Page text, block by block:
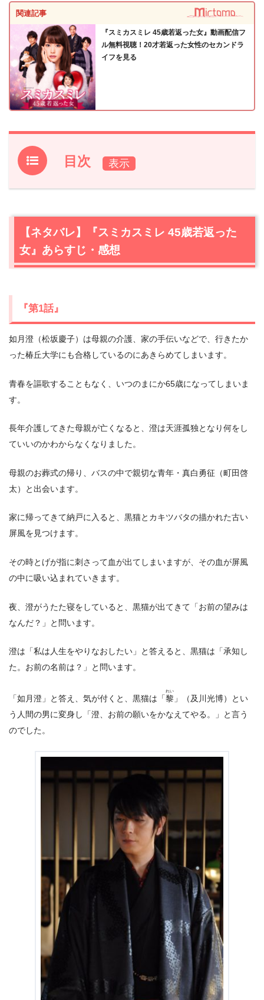
関連記事
『スミカスミレ 45歳若返った女』動画配信フ
ル無料視聴！20才若返った女性のセカンドラ
イフを見る
目次
1.【ネタバレ】『スミカスミレ 45歳若返った女』あらす
1.2 「第2話」
1.3「第3話」
1.4「第4話」
1.7「第7話」
【ネタバレ】『スミカスミレ 45歳若返った
女』あらすじ・感想
『第1話』
如月澄（松坂慶子）は母親の介護、家の手伝いなどで、行きたか
った椿丘大学にも合格しているのにあきらめてしまいます。
青春を謳歌することもなく、いつのまにか65歳になってしまいま
す。
長年介護してきた母親が亡くなると、澄は天涯孤独となり何をし
ていいのかわからなくなりました。
母親のお葬式の帰り、バスの中で親切な青年・真白勇征（町田啓
太）と出会います。
家に帰ってきて納戸に入ると、黒猫とカキツバタの描かれた古い
屏風を見つけます。
その時とげが指に刺さって血が出てしまいますが、その血が屏風
の中に吸い込まれていきます。
夜、澄がうたた寝をしていると、黒猫が出てきて「お前の望みは
なんだ？」と問います。
澄は「私は人生をやりなおしたい」と答えると、黒猫は「承知し
た。お前の名前は？」と問います。
「如月澄」と答え、気が付くと、黒猫は「黎
れい
」（及川光博）とい
う人間の男に変身し「澄、お前の願いをかなえてやる。」と言う
のでした。